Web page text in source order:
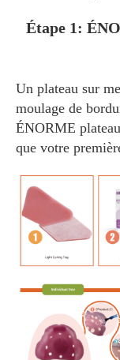
Étape 1:
Un plateau sur
moulage de
ÉNORME
que votre